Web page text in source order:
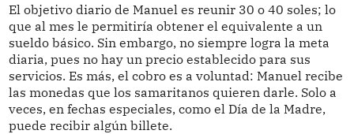
El objetivo diario de Manuel es reunir 30 o 40 soles; lo
que al mes le permitiría obtener el equivalente a un
sueldo básico. Sin embargo, no siempre logra la meta
diaria, pues no hay un precio establecido para sus
servicios. Es más, el cobro es a voluntad: Manuel recibe
las monedas que los samaritanos quieren darle. Solo a
veces, en fechas especiales, como el Día de la Madre,
puede recibir algún billete.